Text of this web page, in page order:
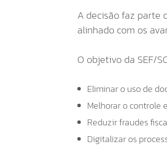
A decisão faz parte
alinhado com os
O objetivo da SEF/
Eliminar o uso de
Melhorar o controle
Reduzir fraudes
Digitalizar os